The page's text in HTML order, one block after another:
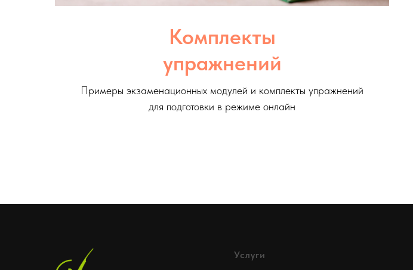
Комплекты
упражнений
Примеры экзаменационных модулей и комплекты упражнений
для подготовки в режиме онлайн
Услуги